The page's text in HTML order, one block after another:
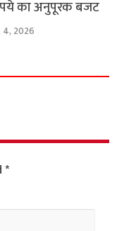
का अनुपूरक बजट
2026
*